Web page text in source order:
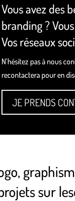
Vous avez des
branding ?
Vos réseaux
N’hésitez pas à nous
recontactera pour en
JE PRENDS
sur